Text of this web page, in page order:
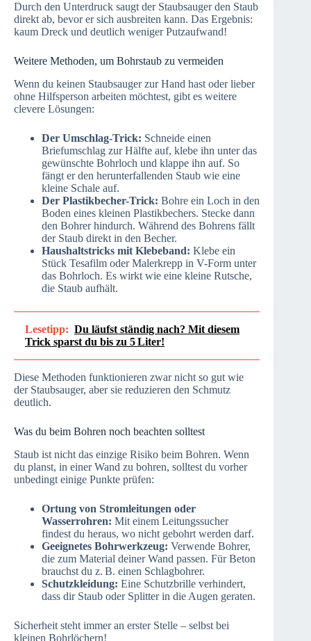
Durch den Unterdruck saugt der Staubsauger den Staub
direkt ab, bevor er sich ausbreiten kann. Das Ergebnis:
kaum Dreck und deutlich weniger Putzaufwand!
Weitere Methoden, um Bohrstaub zu vermeiden
Wenn du keinen Staubsauger zur Hand hast oder lieber
ohne Hilfsperson arbeiten möchtest, gibt es weitere
clevere Lösungen:
Der Umschlag-Trick: Schneide einen
Briefumschlag zur Hälfte auf, klebe ihn unter das
gewünschte Bohrloch und klappe ihn auf. So
fängt er den herunterfallenden Staub wie eine
kleine Schale auf.
Der Plastikbecher-Trick: Bohre ein Loch in den
Boden eines kleinen Plastikbechers. Stecke dann
den Bohrer hindurch. Während des Bohrens fällt
der Staub direkt in den Becher.
Haushaltstricks mit Klebeband: Klebe ein
Stück Tesafilm oder Malerkrepp in V-Form unter
das Bohrloch. Es wirkt wie eine kleine Rutsche,
die Staub aufhält.
Lesetipp: Du läufst ständig nach? Mit diesem
Trick sparst du bis zu 5 Liter!
Diese Methoden funktionieren zwar nicht so gut wie
der Staubsauger, aber sie reduzieren den Schmutz
deutlich.
Was du beim Bohren noch beachten solltest
Staub ist nicht das einzige Risiko beim Bohren. Wenn
du planst, in einer Wand zu bohren, solltest du vorher
unbedingt einige Punkte prüfen:
Ortung von Stromleitungen oder
Wasserrohren: Mit einem Leitungssucher
findest du heraus, wo nicht gebohrt werden darf.
Geeignetes Bohrwerkzeug: Verwende Bohrer,
die zum Material deiner Wand passen. Für Beton
brauchst du z. B. einen Schlagbohrer.
Schutzkleidung: Eine Schutzbrille verhindert,
dass dir Staub oder Splitter in die Augen geraten.
Sicherheit steht immer an erster Stelle – selbst bei
kleinen Bohrlöchern!